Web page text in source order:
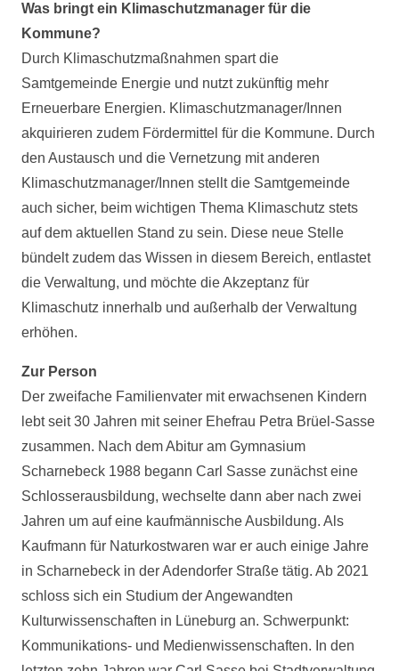
Was bringt ein Klimaschutzmanager für die
Kommune?
Durch Klimaschutzmaßnahmen spart die
Samtgemeinde Energie und nutzt zukünftig mehr
Erneuerbare Energien. Klimaschutzmanager/Innen
akquirieren zudem Fördermittel für die Kommune. Durch
den Austausch und die Vernetzung mit anderen
Klimaschutzmanager/Innen stellt die Samtgemeinde
auch sicher, beim wichtigen Thema Klimaschutz stets
auf dem aktuellen Stand zu sein. Diese neue Stelle
bündelt zudem das Wissen in diesem Bereich, entlastet
die Verwaltung, und möchte die Akzeptanz für
Klimaschutz innerhalb und außerhalb der Verwaltung
erhöhen.
Zur Person
Der zweifache Familienvater mit erwachsenen Kindern
lebt seit 30 Jahren mit seiner Ehefrau Petra Brüel-Sasse
zusammen. Nach dem Abitur am Gymnasium
Scharnebeck 1988 begann Carl Sasse zunächst eine
Schlosserausbildung, wechselte dann aber nach zwei
Jahren um auf eine kaufmännische Ausbildung. Als
Kaufmann für Naturkostwaren war er auch einige Jahre
in Scharnebeck in der Adendorfer Straße tätig. Ab 2021
schloss sich ein Studium der Angewandten
Kulturwissenschaften in Lüneburg an. Schwerpunkt:
Kommunikations- und Medienwissenschaften. In den